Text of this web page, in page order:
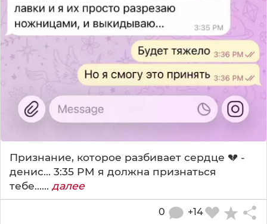
Признание, которое разбивает сердце 💔 -
денис... 3:35 PM я должна признаться
тебе...... далее
+14
0